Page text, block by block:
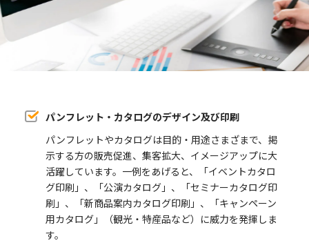
パンフレット・カタログのデザイン及び印刷
パンフレットやカタログは目的・用途さまざまで、掲
示する方の販売促進、集客拡大、イメージアップに大
活躍しています。一例をあげると、「イベントカタロ
グ印刷」、「公演カタログ」、「セミナーカタログ印
刷」、「新商品案内カタログ印刷」、「キャンペーン
用カタログ」（観光・特産品など）に威力を発揮しま
す。